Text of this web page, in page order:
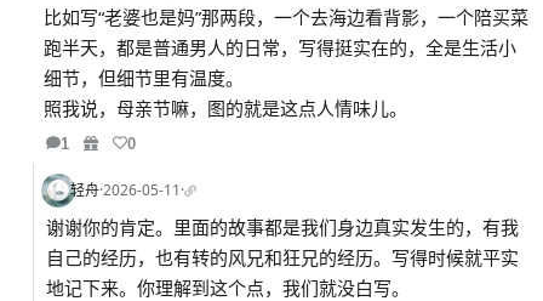
比如写“老婆也是妈”那两段，一个去海边看背影，一个陪买菜
跑半天，都是普通男人的日常，写得挺实在的，全是生活小
细节，但细节里有温度。
照我说，母亲节嘛，图的就是这点人情味儿。
1 0
轻舟·2026-05-11·
谢谢你的肯定。里面的故事都是我们身边真实发生的，有我
自己的经历，也有转的风兄和狂兄的经历。写得时候就平实
地记下来。你理解到这个点，我们就没白写。